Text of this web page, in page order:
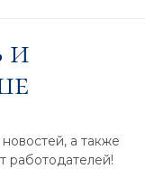
и
а также
работодателей!